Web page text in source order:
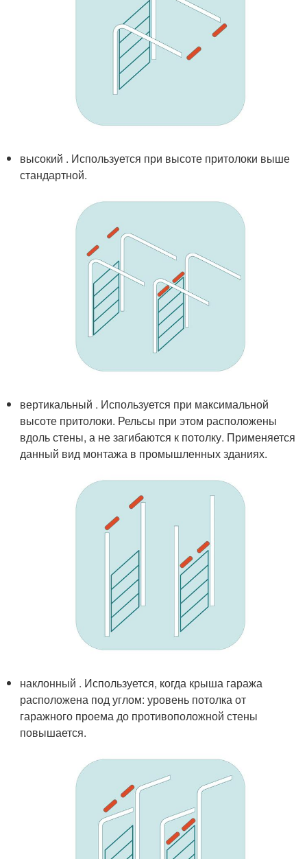
высокий . Используется при высоте притолоки выше
стандартной.
вертикальный . Используется при максимальной
высоте притолоки. Рельсы при этом расположены
вдоль стены, а не загибаются к потолку. Применяется
данный вид монтажа в промышленных зданиях.
наклонный . Используется, когда крыша гаража
расположена под углом: уровень потолка от
гаражного проема до противоположной стены
повышается.